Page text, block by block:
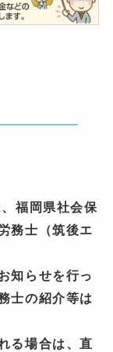
福岡県社会保
務士（筑後エ
知らせを行っ
士の紹介等は
る場合は、直